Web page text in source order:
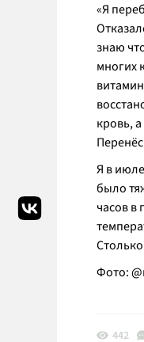
«Я
знаю
многих
кровь,
Я в
было
часов в
Фото:
442